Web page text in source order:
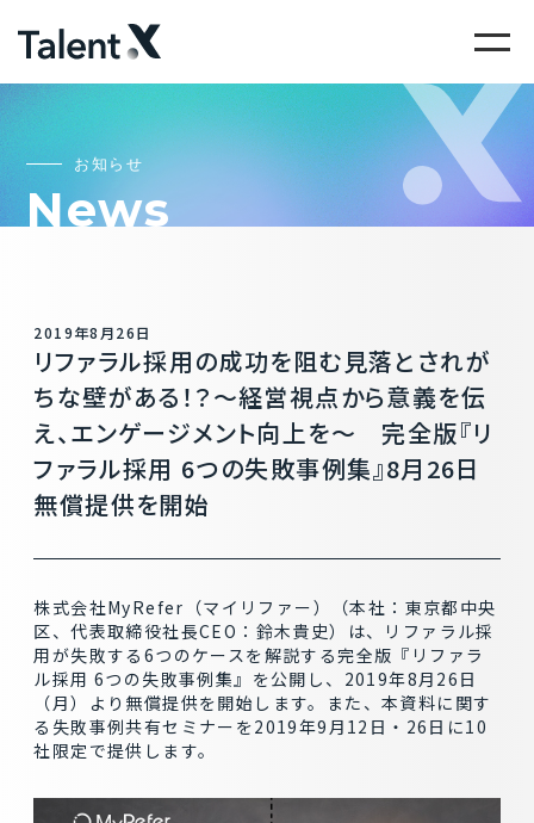
お知らせ
News
2019年8月26日
リファラル採用の成功を阻む見落とされが
ちな壁がある！？～経営視点から意義を伝
え、エンゲージメント向上を～ 完全版『リ
ファラル採用 6つの失敗事例集』8月26日
無償提供を開始
株式会社MyRefer（マイリファー）（本社：東京都中央
区、代表取締役社長CEO：鈴木貴史）は、リファラル採
用が失敗する6つのケースを解説する完全版『リファラ
ル採用 6つの失敗事例集』を公開し、2019年8月26日
（月）より無償提供を開始します。また、本資料に関す
る失敗事例共有セミナーを2019年9月12日・26日に10
社限定で提供します。